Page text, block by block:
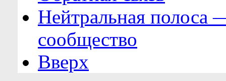
Нейтральная полоса
сообщество
Вверх